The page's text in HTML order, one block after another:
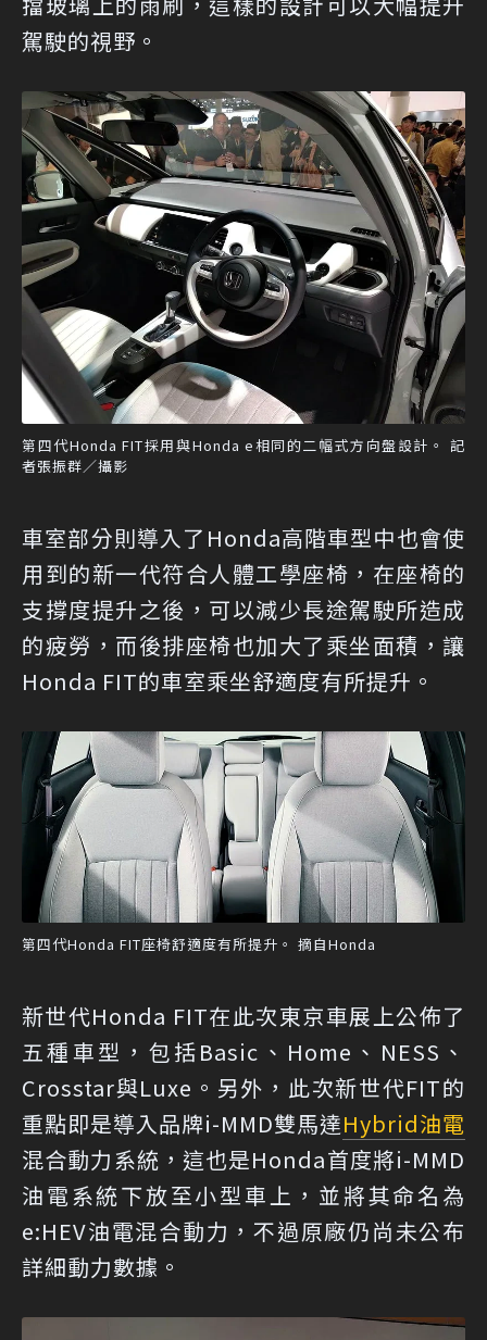
駕駛的視野。
第四代Honda FIT採用與Honda e相同的二幅式方向盤設計。 記
者張振群／攝影
車室部分則導入了Honda高階車型中也會使
用到的新一代符合人體工學座椅，在座椅的
支撐度提升之後，可以減少長途駕駛所造成
的疲勞，而後排座椅也加大了乘坐面積，讓
Honda FIT的車室乘坐舒適度有所提升。
第四代Honda FIT座椅舒適度有所提升。 摘自Honda
新世代Honda FIT在此次東京車展上公佈了
五種車型，包括Basic、Home、NESS、
Crosstar與Luxe。另外，此次新世代FIT的
重點即是導入品牌i-MMD雙馬達Hybrid油電
混合動力系統，這也是Honda首度將i-MMD
油電系統下放至小型車上，並將其命名為
e:HEV油電混合動力，不過原廠仍尚未公布
詳細動力數據。